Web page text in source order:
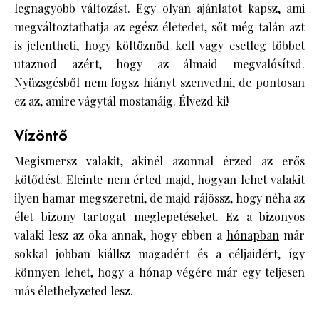
legnagyobb változást. Egy olyan ajánlatot kapsz, ami
megváltoztathatja az egész életedet, sőt még talán azt
is jelentheti, hogy költöznöd kell vagy esetleg többet
utaznod azért, hogy az álmaid megvalósítsd.
Nyüzsgésből nem fogsz hiányt szenvedni, de pontosan
ez az, amire vágytál mostanáig. Élvezd ki!
Vízöntő
Megismersz valakit, akinél azonnal érzed az erős
kötődést. Eleinte nem érted majd, hogyan lehet valakit
ilyen hamar megszeretni, de majd rájössz, hogy néha az
élet bizony tartogat meglepetéseket. Ez a bizonyos
valaki lesz az oka annak, hogy ebben a hónapban már
sokkal jobban kiállsz magadért és a céljaidért, így
könnyen lehet, hogy a hónap végére már egy teljesen
más élethelyzeted lesz.